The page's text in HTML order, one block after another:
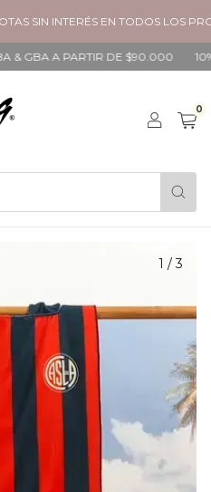
SIN INTERÉS EN TODOS LOS
& GBA A PARTIR DE $90.000
0
1 /3